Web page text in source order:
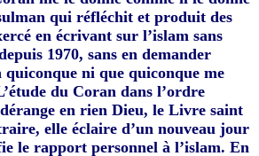
qui réfléchit et produit des
en écrivant sur l’islam sans
1970, sans en demander
quiconque ni que quiconque me
du Coran dans l’ordre
en rien Dieu, le Livre saint
elle éclaire d’un nouveau jour
le rapport personnel à l’islam. En